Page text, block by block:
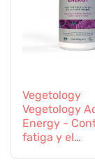
Vegetology
Vegetology
Energy -
fatiga y el